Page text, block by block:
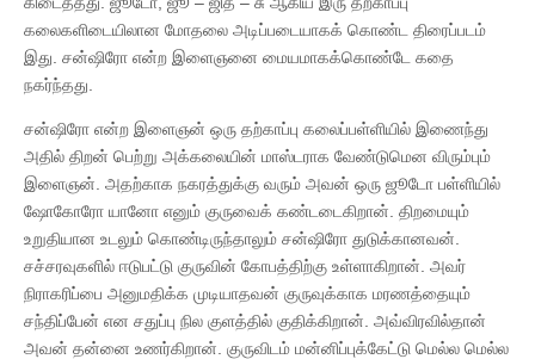
கலைகளிடையிலான மோதலை அடிப்படையாகக் கொண்ட திரைப்படம்
இது. சன்ஷிரோ என்ற இளைஞனை மையமாகக்கொண்டே கதை
நகர்ந்தது.
சன்ஷிரோ என்ற இளைஞன் ஒரு தற்காப்பு கலைப்பள்ளியில் இணைந்து
அதில் திறன் பெற்று அக்கலையின் மாஸ்டராக வேண்டுமென விரும்பும்
இளைஞன். அதற்காக நகரத்துக்கு வரும் அவன் ஒரு ஜூடோ பள்ளியில்
ஷோகோரோ யானோ எனும் குருவைக் கண்டடைகிறான். திறமையும்
உறுதியான உடலும் கொண்டிருந்தாலும் சன்ஷிரோ துடுக்கானவன்.
சச்சரவுகளில் ஈடுபட்டு குருவின் கோபத்திற்கு உள்ளாகிறான். அவர்
நிராகரிப்பை அனுமதிக்க முடியாதவன் குருவுக்காக மரணத்தையும்
சந்திப்பேன் என சதுப்பு நில குளத்தில் குதிக்கிறான். அவ்விரவில்தான்
அவன் தன்னை உணர்கிறான். குருவிடம் மன்னிப்புக்கேட்டு மெல்ல மெல்ல